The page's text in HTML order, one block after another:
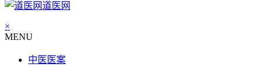
道医网
×
MENU
中医医案